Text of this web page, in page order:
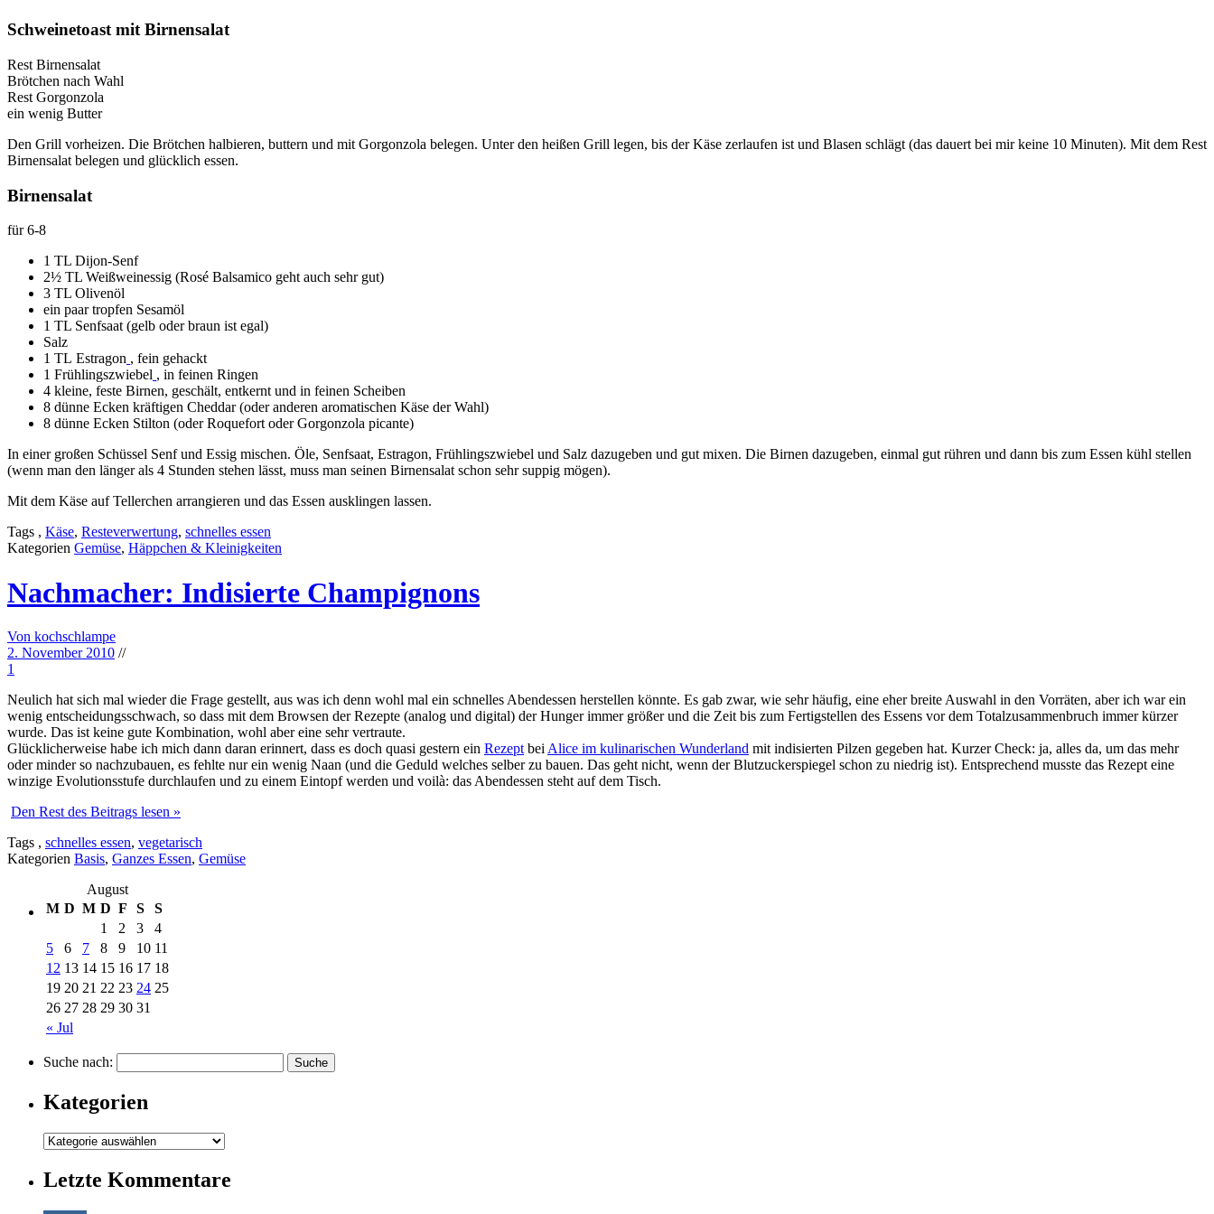
Schweinetoast mit Birnensalat
Rest Birnensalat
Brötchen nach Wahl
Rest Gorgonzola
ein wenig Butter
Den Grill vorheizen. Die Brötchen halbieren, buttern und mit Gorgonzola belegen. Unter den heißen Grill legen, bis der Käse zerlaufen ist und Blasen schlägt (das dauert bei mir keine 10 Minuten). Mit dem Rest
Birnensalat belegen und glücklich essen.
Birnensalat
für 6-8
1 TL Dijon-Senf
2½ TL Weißweinessig (Rosé Balsamico geht auch sehr gut)
3 TL Olivenöl
ein paar tropfen Sesamöl
1 TL Senfsaat (gelb oder braun ist egal)
Salz
1 TL Estragon , fein gehackt
1 Frühlingszwiebel , in feinen Ringen
4 kleine, feste Birnen, geschält, entkernt und in feinen Scheiben
8 dünne Ecken kräftigen Cheddar (oder anderen aromatischen Käse der Wahl)
8 dünne Ecken Stilton (oder Roquefort oder Gorgonzola picante)
In einer großen Schüssel Senf und Essig mischen. Öle, Senfsaat, Estragon, Frühlingszwiebel und Salz dazugeben und gut mixen. Die Birnen dazugeben, einmal gut rühren und dann bis zum Essen kühl stellen
(wenn man den länger als 4 Stunden stehen lässt, muss man seinen Birnensalat schon sehr suppig mögen).
Mit dem Käse auf Tellerchen arrangieren und das Essen ausklingen lassen.
Tags , Käse, Resteverwertung, schnelles essen
Kategorien Gemüse, Häppchen & Kleinigkeiten
Nachmacher: Indisierte Champignons
Von kochschlampe
2. November 2010 //
1
Neulich hat sich mal wieder die Frage gestellt, aus was ich denn wohl mal ein schnelles Abendessen herstellen könnte. Es gab zwar, wie sehr häufig, eine eher breite Auswahl in den Vorräten, aber ich war ein
wenig entscheidungsschwach, so dass mit dem Browsen der Rezepte (analog und digital) der Hunger immer größer und die Zeit bis zum Fertigstellen des Essens vor dem Totalzusammenbruch immer kürzer
wurde. Das ist keine gute Kombination, wohl aber eine sehr vertraute.
Glücklicherweise habe ich mich dann daran erinnert, dass es doch quasi gestern ein Rezept bei Alice im kulinarischen Wunderland mit indisierten Pilzen gegeben hat. Kurzer Check: ja, alles da, um das mehr
oder minder so nachzubauen, es fehlte nur ein wenig Naan (und die Geduld welches selber zu bauen. Das geht nicht, wenn der Blutzuckerspiegel schon zu niedrig ist). Entsprechend musste das Rezept eine
winzige Evolutionsstufe durchlaufen und zu einem Eintopf werden und voilà: das Abendessen steht auf dem Tisch.
Den Rest des Beitrags lesen »
Tags , schnelles essen, vegetarisch
Kategorien Basis, Ganzes Essen, Gemüse
August
M D M D F S S
« Jul
1 2 3
4
5
6 7 8 9 10 11
12 13 14 15 16 17 18
19 20 21 22 23 24 25
26 27 28 29 30 31
Suche nach:
Kategorien
Letzte Kommentare